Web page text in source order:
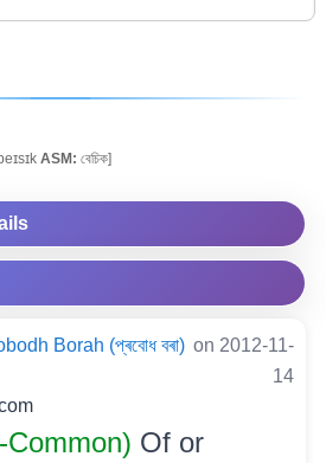
ASM: বেচিক]
Borah (প্ৰবোধ বৰা) on 2012-11-
14
Common) Of or